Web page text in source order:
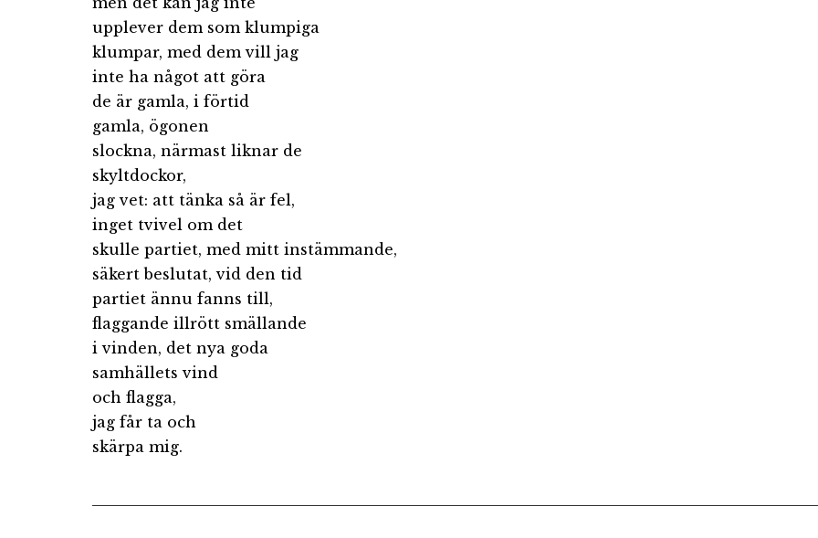
upplever dem som klumpiga
klumpar, med dem vill jag
inte ha något att göra
de är gamla, i förtid
gamla, ögonen
slockna, närmast liknar de
skyltdockor,
jag vet: att tänka så är fel,
inget tvivel om det
skulle partiet, med mitt instämmande,
säkert beslutat, vid den tid
partiet ännu fanns till,
flaggande illrött smällande
i vinden, det nya goda
samhällets vind
och flagga,
jag får ta och
skärpa mig.